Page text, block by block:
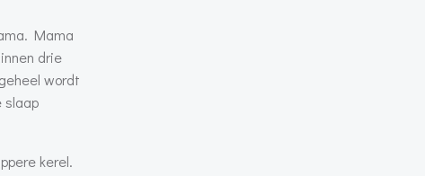
Mama
drie
wordt
slaap
kerel.